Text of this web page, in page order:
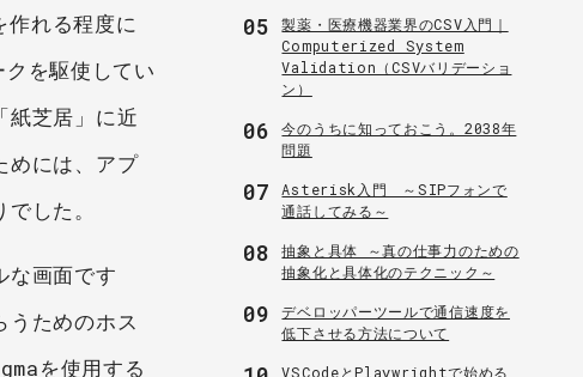
れる程度に
を駆使してい
紙芝居」に近
めには、アプ
した。
な画面です
うためのホス
を使用する
05
製薬・医療機器業界のCSV入門｜
Computerized System
Validation（CSVバリデーショ
ン）
06
今のうちに知っておこう。2038年
問題
07
Asterisk入門 ～SIPフォンで
通話してみる～
08
抽象と具体 ～真の仕事力のための
抽象化と具体化のテクニック～
09
デベロッパーツールで通信速度を
低下させる方法について
VSCodeとPlaywrightで始める